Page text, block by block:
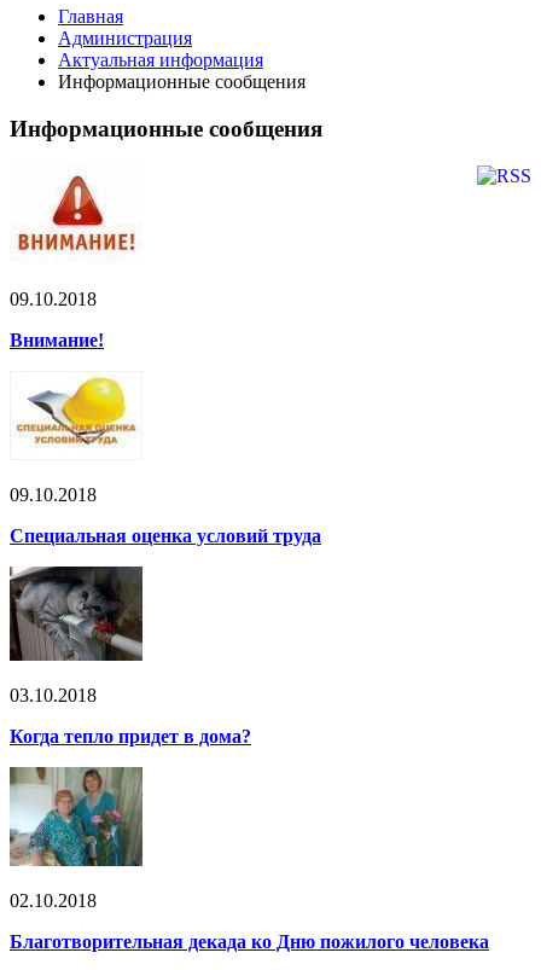
Главная
Администрация
Актуальная информация
Информационные сообщения
Информационные сообщения
09.10.2018
Внимание!
09.10.2018
Специальная оценка условий труда
03.10.2018
Когда тепло придет в дома?
02.10.2018
Благотворительная декада ко Дню пожилого человека